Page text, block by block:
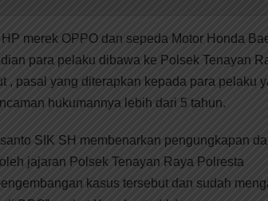
merek OPPO dan sepeda Motor Honda
para pelaku dibawa ke Polsek Tenayan
, pasal yang diterapkan kepada para pelaku
hukumannya lebih dari 5 tahun.
SIK SH membenarkan pengungkapan
jajaran Polsek Tenayan Raya Polresta
kasus tersebut dan sudah